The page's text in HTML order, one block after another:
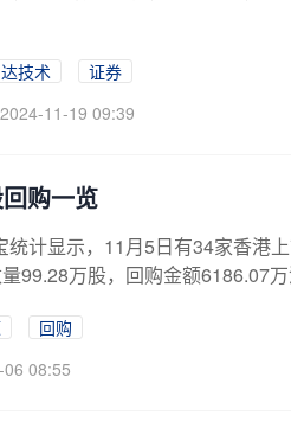
技术
证券
2024-11-19 09:39
购一览
统计显示，11月5日有34家香港
99.28万股，回购金额6186.07
回购
08:55